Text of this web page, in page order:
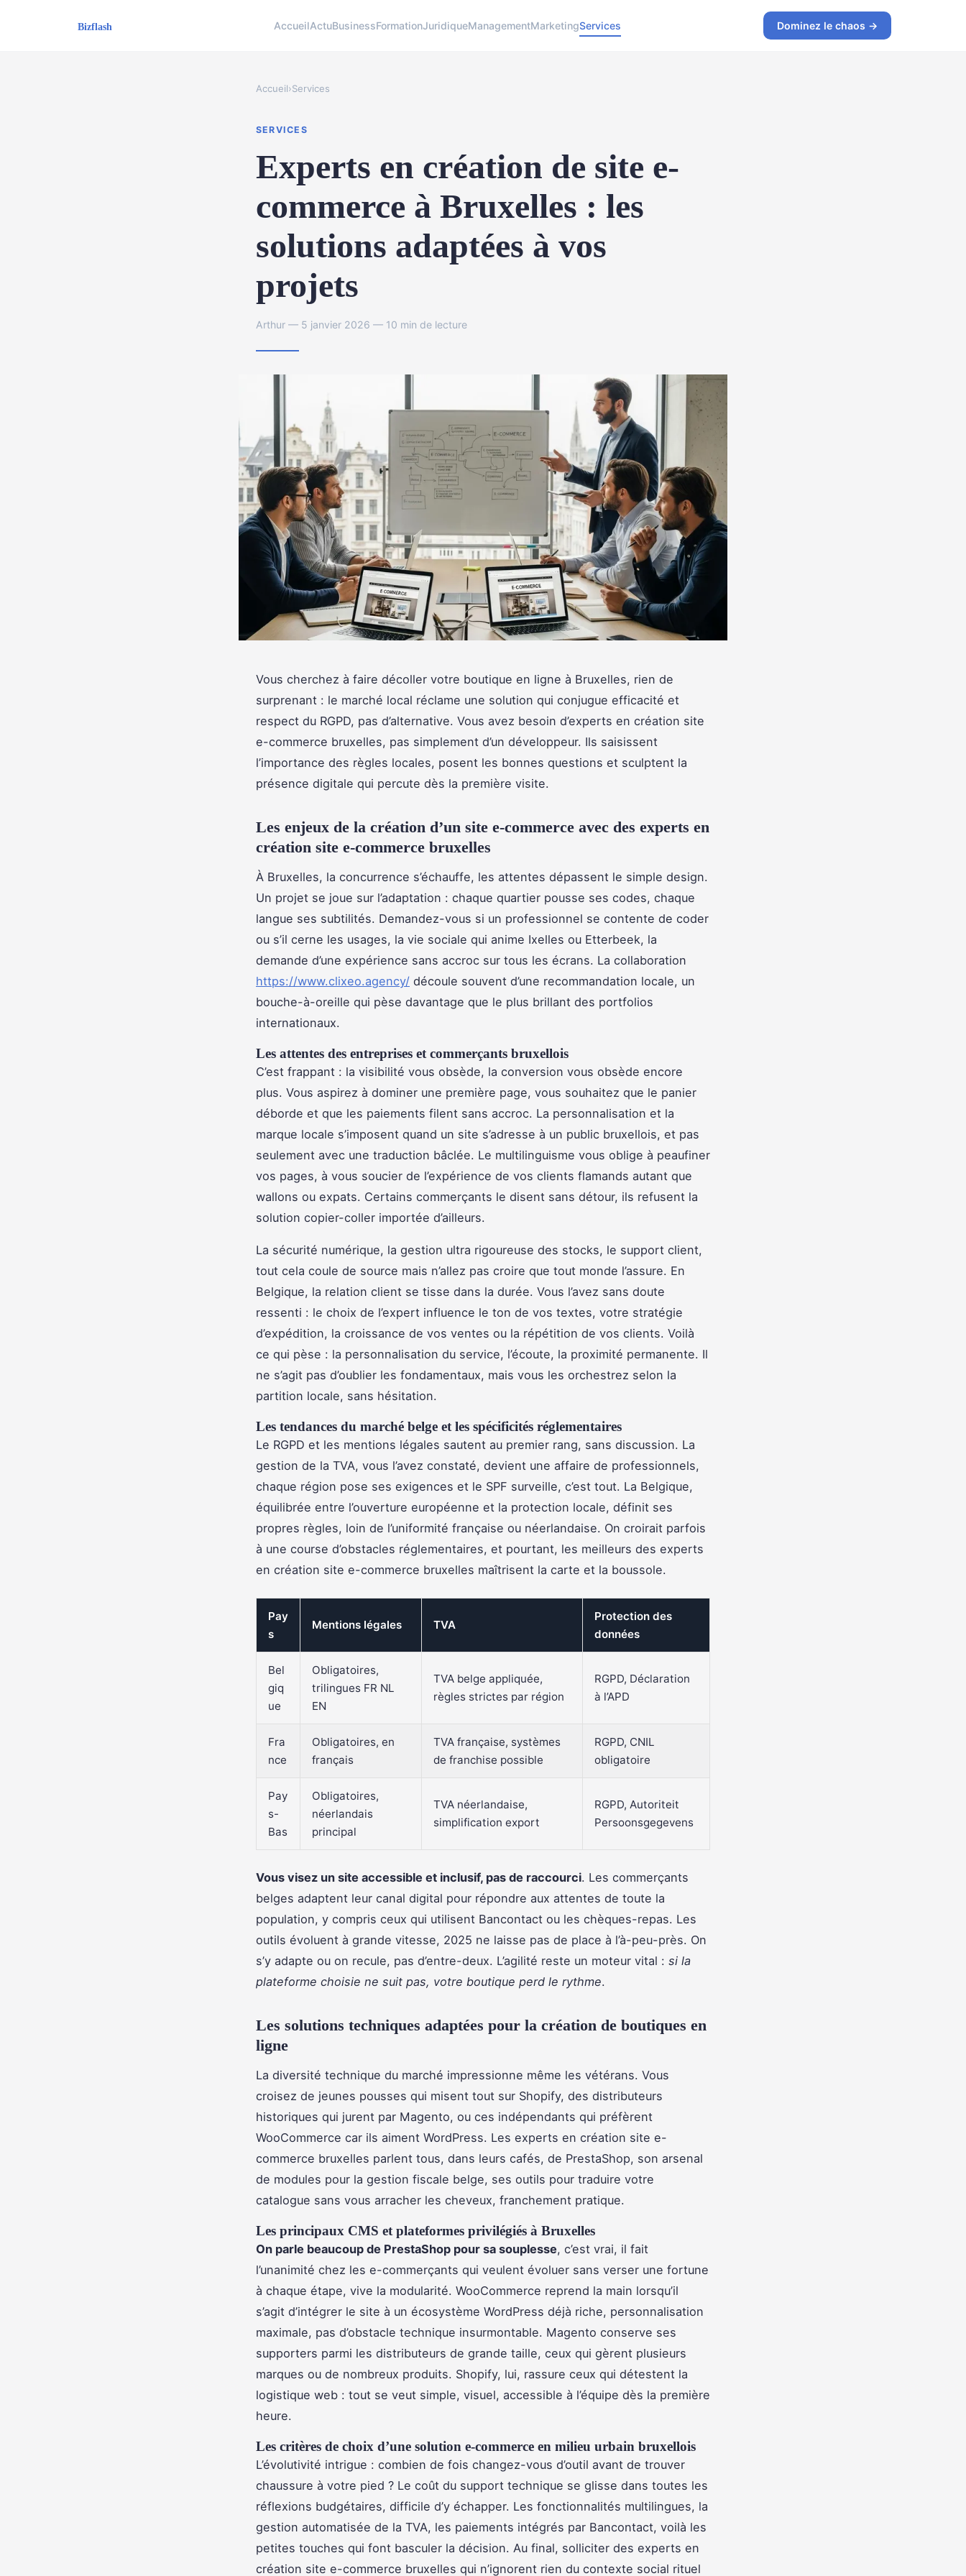
AccueilActuBusinessFormationJuridiqueManagementMarketingServices Dominez le chaos →
Accueil›Services
SERVICES
Experts en création de site e-
commerce à Bruxelles : les
solutions adaptées à vos
projets
Arthur — 5 janvier 2026 — 10 min de lecture
Vous cherchez à faire décoller votre boutique en ligne à Bruxelles, rien de
surprenant : le marché local réclame une solution qui conjugue efficacité et
respect du RGPD, pas d’alternative. Vous avez besoin d’experts en création site
e-commerce bruxelles, pas simplement d’un développeur. Ils saisissent
l’importance des règles locales, posent les bonnes questions et sculptent la
présence digitale qui percute dès la première visite.
Les enjeux de la création d’un site e-commerce avec des experts en
création site e-commerce bruxelles
À Bruxelles, la concurrence s’échauffe, les attentes dépassent le simple design.
Un projet se joue sur l’adaptation : chaque quartier pousse ses codes, chaque
langue ses subtilités. Demandez-vous si un professionnel se contente de coder
ou s’il cerne les usages, la vie sociale qui anime Ixelles ou Etterbeek, la
demande d’une expérience sans accroc sur tous les écrans. La collaboration
https://www.clixeo.agency/ découle souvent d’une recommandation locale, un
bouche-à-oreille qui pèse davantage que le plus brillant des portfolios
internationaux.
Les attentes des entreprises et commerçants bruxellois
C’est frappant : la visibilité vous obsède, la conversion vous obsède encore
plus. Vous aspirez à dominer une première page, vous souhaitez que le panier
déborde et que les paiements filent sans accroc. La personnalisation et la
marque locale s’imposent quand un site s’adresse à un public bruxellois, et pas
seulement avec une traduction bâclée. Le multilinguisme vous oblige à peaufiner
vos pages, à vous soucier de l’expérience de vos clients flamands autant que
wallons ou expats. Certains commerçants le disent sans détour, ils refusent la
solution copier-coller importée d’ailleurs.
La sécurité numérique, la gestion ultra rigoureuse des stocks, le support client,
tout cela coule de source mais n’allez pas croire que tout monde l’assure. En
Belgique, la relation client se tisse dans la durée. Vous l’avez sans doute
ressenti : le choix de l’expert influence le ton de vos textes, votre stratégie
d’expédition, la croissance de vos ventes ou la répétition de vos clients. Voilà
ce qui pèse : la personnalisation du service, l’écoute, la proximité permanente. Il
ne s’agit pas d’oublier les fondamentaux, mais vous les orchestrez selon la
partition locale, sans hésitation.
Les tendances du marché belge et les spécificités réglementaires
Le RGPD et les mentions légales sautent au premier rang, sans discussion. La
gestion de la TVA, vous l’avez constaté, devient une affaire de professionnels,
chaque région pose ses exigences et le SPF surveille, c’est tout. La Belgique,
équilibrée entre l’ouverture européenne et la protection locale, définit ses
propres règles, loin de l’uniformité française ou néerlandaise. On croirait parfois
à une course d’obstacles réglementaires, et pourtant, les meilleurs des experts
en création site e-commerce bruxelles maîtrisent la carte et la boussole.
Pay
s
Mentions légales TVA
Protection des
données
Bel
giq
ue
Obligatoires,
trilingues FR NL
EN
TVA belge appliquée,
règles strictes par région
RGPD, Déclaration
à l’APD
Fra
nce
Obligatoires, en
français
TVA française, systèmes
de franchise possible
RGPD, CNIL
obligatoire
Pay
s-
Bas
Obligatoires,
néerlandais
principal
TVA néerlandaise,
simplification export
RGPD, Autoriteit
Persoonsgegevens
Vous visez un site accessible et inclusif, pas de raccourci. Les commerçants
belges adaptent leur canal digital pour répondre aux attentes de toute la
population, y compris ceux qui utilisent Bancontact ou les chèques-repas. Les
outils évoluent à grande vitesse, 2025 ne laisse pas de place à l’à-peu-près. On
s’y adapte ou on recule, pas d’entre-deux. L’agilité reste un moteur vital : si la
plateforme choisie ne suit pas, votre boutique perd le rythme.
Les solutions techniques adaptées pour la création de boutiques en
ligne
La diversité technique du marché impressionne même les vétérans. Vous
croisez de jeunes pousses qui misent tout sur Shopify, des distributeurs
historiques qui jurent par Magento, ou ces indépendants qui préfèrent
WooCommerce car ils aiment WordPress. Les experts en création site e-
commerce bruxelles parlent tous, dans leurs cafés, de PrestaShop, son arsenal
de modules pour la gestion fiscale belge, ses outils pour traduire votre
catalogue sans vous arracher les cheveux, franchement pratique.
Les principaux CMS et plateformes privilégiés à Bruxelles
On parle beaucoup de PrestaShop pour sa souplesse, c’est vrai, il fait
l’unanimité chez les e-commerçants qui veulent évoluer sans verser une fortune
à chaque étape, vive la modularité. WooCommerce reprend la main lorsqu’il
s’agit d’intégrer le site à un écosystème WordPress déjà riche, personnalisation
maximale, pas d’obstacle technique insurmontable. Magento conserve ses
supporters parmi les distributeurs de grande taille, ceux qui gèrent plusieurs
marques ou de nombreux produits. Shopify, lui, rassure ceux qui détestent la
logistique web : tout se veut simple, visuel, accessible à l’équipe dès la première
heure.
Les critères de choix d’une solution e-commerce en milieu urbain bruxellois
L’évolutivité intrigue : combien de fois changez-vous d’outil avant de trouver
chaussure à votre pied ? Le coût du support technique se glisse dans toutes les
réflexions budgétaires, difficile d’y échapper. Les fonctionnalités multilingues, la
gestion automatisée de la TVA, les paiements intégrés par Bancontact, voilà les
petites touches qui font basculer la décision. Au final, solliciter des experts en
création site e-commerce bruxelles qui n’ignorent rien du contexte social rituel